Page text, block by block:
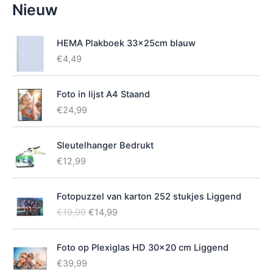
i
b
r
Nieuw
HEMA Plakboek 33x25cm blauw
€4,49
Foto in lijst A4 Staand
€24,99
Sleutelhanger Bedrukt
€12,99
Fotopuzzel van karton 252 stukjes Liggend
€19,99 O
s
€14,99H
d
Foto op Plexiglas HD 30x20 cm Liggend
€39,99